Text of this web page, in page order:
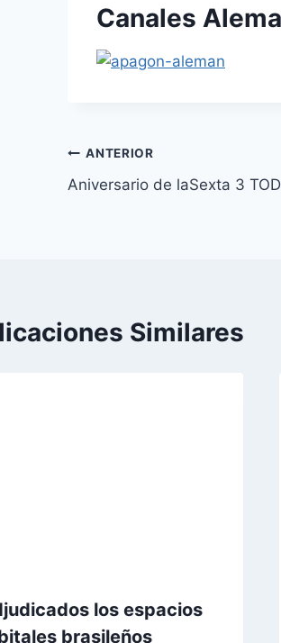
Canales
Navegación
de
ANTERIOR
Aniversario de laSexta 3
Similares
los espacios
brasileños